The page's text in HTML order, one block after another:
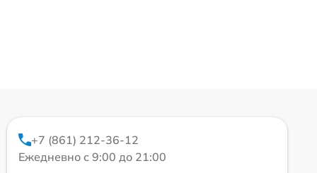
+7 (861) 212-36-12
Ежедневно с 9:00 до 21:00